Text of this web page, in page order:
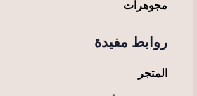
مجوهرات
روابط مفيدة
المتجر